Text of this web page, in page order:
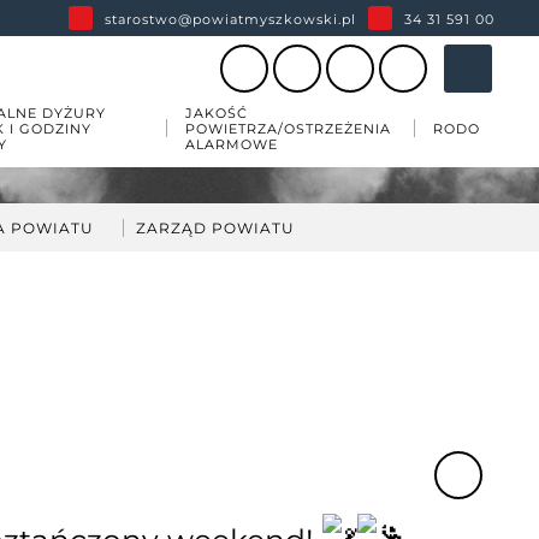
starostwo@powiatmyszkowski.pl 34 31 591 00
DYŻURY
I GODZINY
JAKOŚĆ
POWIETRZA/OSTRZEŻENIA
ALARMOWE
RODO
POWIATU ZARZĄD POWIATU